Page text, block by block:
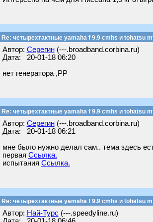
Re: четырехтактные yamaha f 9.9 cmhs и tohatsu
Автор: Серегин(---.broadband.corbina.ru)
Дата: 20-01-18 06:20
нет генератора ,РР
Re: четырехтактные yamaha f 9.9 cmhs и tohatsu
Автор: Серегин(---.broadband.corbina.ru)
Дата: 20-01-18 06:21
мне было нужно делал сам.. тема здесь
первая Ссылка.
испытания Ссылка.
Re: четырехтактные yamaha f 9.9 cmhs и tohatsu
Автор: Най-Турс (---.speedyline.ru)